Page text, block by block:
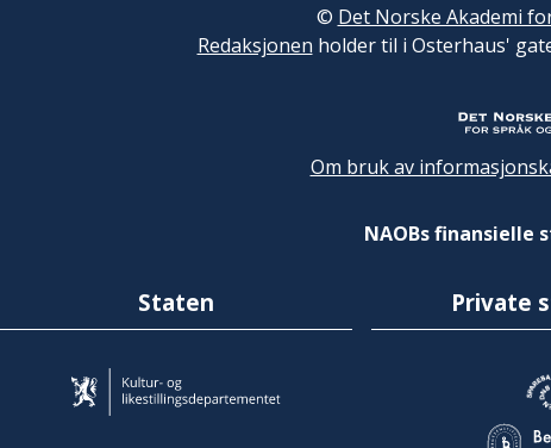
© Det Norske Akademi
Redaksjonen holder til i Osterhaus'
Om bruk av
NAOBs finansielle
Staten Private